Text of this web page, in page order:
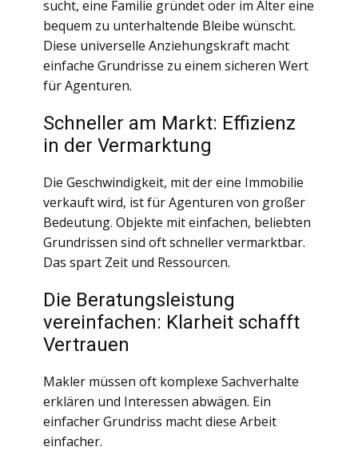
sucht, eine Familie gründet oder im Alter eine
bequem zu unterhaltende Bleibe wünscht.
Diese universelle Anziehungskraft macht
einfache Grundrisse zu einem sicheren Wert
für Agenturen.
Schneller am Markt: Effizienz
in der Vermarktung
Die Geschwindigkeit, mit der eine Immobilie
verkauft wird, ist für Agenturen von großer
Bedeutung. Objekte mit einfachen, beliebten
Grundrissen sind oft schneller vermarktbar.
Das spart Zeit und Ressourcen.
Die Beratungsleistung
vereinfachen: Klarheit schafft
Vertrauen
Makler müssen oft komplexe Sachverhalte
erklären und Interessen abwägen. Ein
einfacher Grundriss macht diese Arbeit
einfacher.